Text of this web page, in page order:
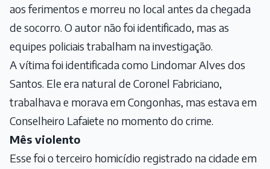
aos ferimentos e morreu no local antes da chegada
de socorro. O autor não foi identificado, mas as
equipes policiais trabalham na investigação.
A vítima foi identificada como Lindomar Alves dos
Santos. Ele era natural de Coronel Fabriciano,
trabalhava e morava em Congonhas, mas estava em
Conselheiro Lafaiete no momento do crime.
Mês violento
Esse foi o terceiro homicídio registrado na cidade em